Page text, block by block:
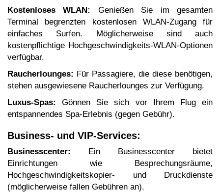
Kostenloses WLAN:
Genießen Sie im gesamten
Terminal begrenzten kostenlosen WLAN-Zugang für
einfaches Surfen. Möglicherweise sind auch
kostenpflichtige Hochgeschwindigkeits-WLAN-Optionen
verfügbar.
Raucherlounges: Für Passagiere, die diese benötigen,
stehen ausgewiesene Raucherlounges zur Verfügung.
Luxus-Spas:
Gönnen Sie sich vor Ihrem Flug ein
entspannendes Spa-Erlebnis (gegen Gebühr).
Business- und VIP-Services:
Businesscenter:
Ein Businesscenter bietet
Einrichtungen wie Besprechungsräume,
Hochgeschwindigkeitskopier- und Druckdienste
(möglicherweise fallen Gebühren an).